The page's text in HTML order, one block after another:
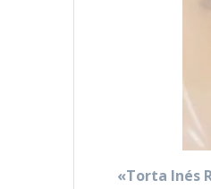
«Torta Inés